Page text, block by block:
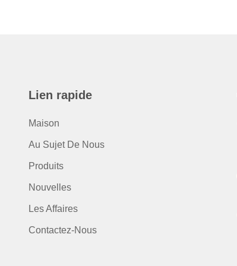
Lien rapide
Maison
Au Sujet De Nous
Produits
Nouvelles
Les Affaires
Contactez-Nous